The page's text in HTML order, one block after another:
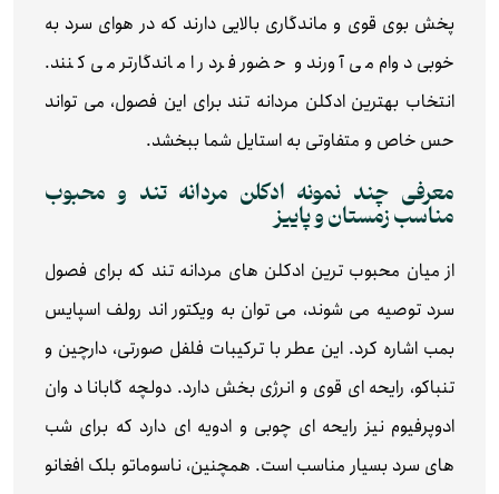
پخش بوی قوی و ماندگاری بالایی دارند که در هوای سرد به
خوبی دوام می آورند و حضور فرد را ماندگارتر می کنند.
انتخاب بهترین ادکلن مردانه تند برای این فصول، می تواند
حس خاص و متفاوتی به استایل شما ببخشد.
معرفی چند نمونه ادکلن مردانه تند و محبوب
مناسب زمستان و پاییز
از میان محبوب ترین ادکلن های مردانه تند که برای فصول
سرد توصیه می شوند، می توان به ویکتور اند رولف اسپایس
بمب اشاره کرد. این عطر با ترکیبات فلفل صورتی، دارچین و
تنباکو، رایحه ای قوی و انرژی بخش دارد. دولچه گابانا د وان
ادوپرفیوم نیز رایحه ای چوبی و ادویه ای دارد که برای شب
های سرد بسیار مناسب است. همچنین، ناسوماتو بلک افغانو